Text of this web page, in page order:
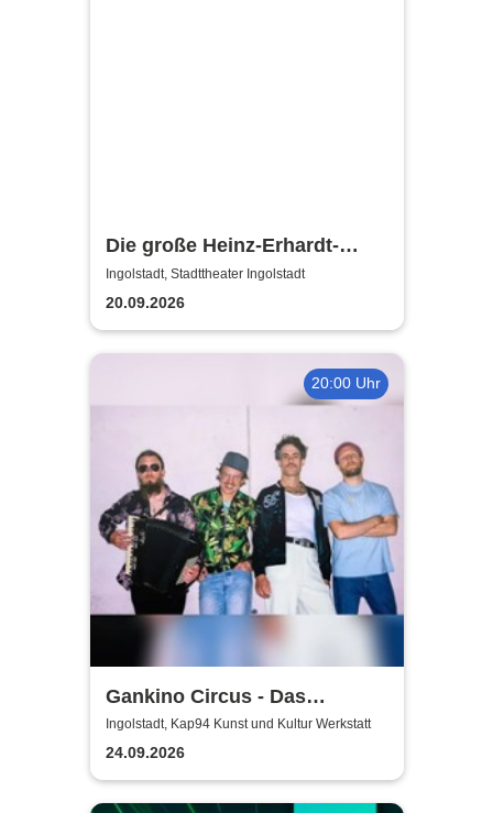
Die große Heinz-Erhardt-
Show - Das Musical über den
unvergessenen Schelm
Ingolstadt, Stadttheater Ingolstadt
20.09.2026
20:00 Uhr
Gankino Circus - Das
Gegenteil von Rock’n’Roll
Ingolstadt, Kap94 Kunst und Kultur Werkstatt
24.09.2026